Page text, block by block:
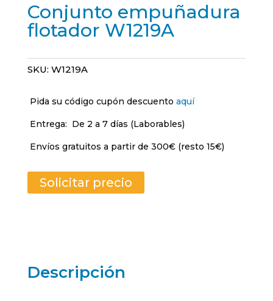
Conjunto empuñadura
flotador W1219A
SKU: W1219A
Pida su código cupón descuento aquí
Entrega: De 2 a 7 días (Laborables)
Envíos gratuitos a partir de 300€ (resto 15€)
Solicitar precio
Descripción